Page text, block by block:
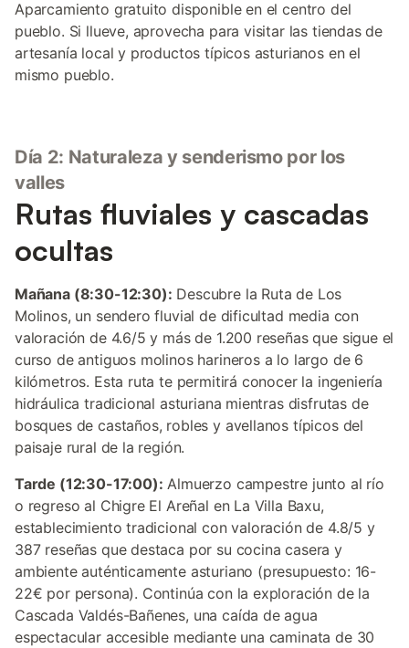
Aparcamiento gratuito disponible en el centro del
pueblo. Si llueve, aprovecha para visitar las tiendas de
artesanía local y productos típicos asturianos en el
mismo pueblo.
Día 2: Naturaleza y senderismo por los
valles
Rutas fluviales y cascadas
ocultas
Mañana (8:30-12:30): Descubre la Ruta de Los
Molinos, un sendero fluvial de dificultad media con
valoración de 4.6/5 y más de 1.200 reseñas que sigue el
curso de antiguos molinos harineros a lo largo de 6
kilómetros. Esta ruta te permitirá conocer la ingeniería
hidráulica tradicional asturiana mientras disfrutas de
bosques de castaños, robles y avellanos típicos del
paisaje rural de la región.
Tarde (12:30-17:00): Almuerzo campestre junto al río
o regreso al Chigre El Areñal en La Villa Baxu,
establecimiento tradicional con valoración de 4.8/5 y
387 reseñas que destaca por su cocina casera y
ambiente auténticamente asturiano (presupuesto: 16-
22€ por persona). Continúa con la exploración de la
Cascada Valdés-Bañenes, una caída de agua
espectacular accesible mediante una caminata de 30